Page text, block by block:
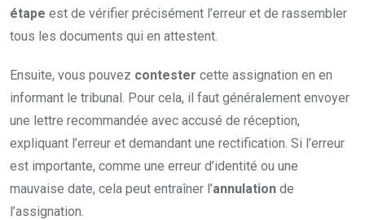
étape est de vérifier précisément l’erreur et de rassembler
tous les documents qui en attestent.
Ensuite, vous pouvez contester cette assignation en en
informant le tribunal. Pour cela, il faut généralement envoyer
une lettre recommandée avec accusé de réception,
expliquant l’erreur et demandant une rectification. Si l’erreur
est importante, comme une erreur d’identité ou une
mauvaise date, cela peut entraîner l’annulation de
l’assignation.